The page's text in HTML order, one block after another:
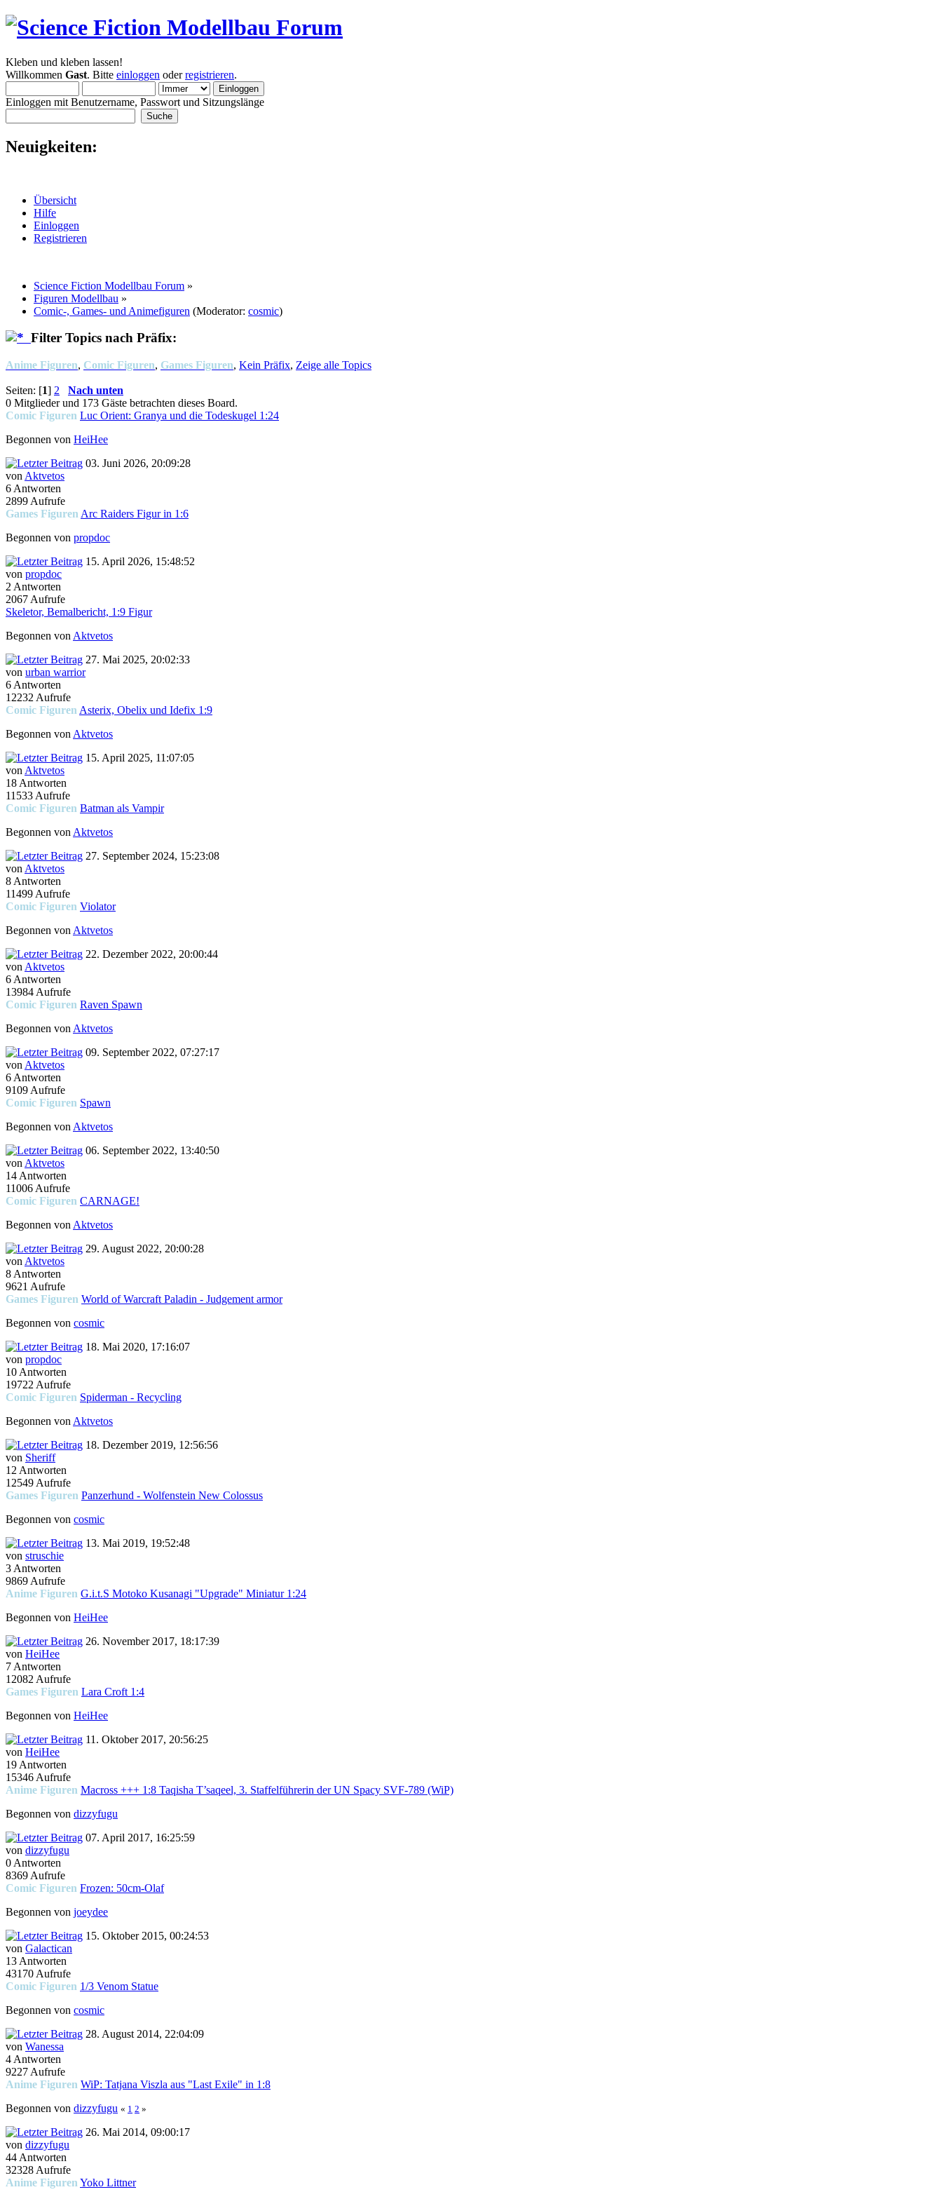
Kleben und kleben lassen!
Willkommen Gast. Bitte einloggen oderregistrieren.
Einloggen mit Benutzername, Passwort und Sitzungslänge
Neuigkeiten:
Übersicht
Hilfe
Einloggen
Registrieren
Science Fiction Modellbau Forum »
Figuren Modellbau »
Comic-, Games- und Animefiguren (Moderator: cosmic)
Filter Topics nach Präfix:
Anime Figuren, Comic Figuren, Games Figuren, Kein Präfix, Zeige alle Topics
Seiten: [1] 2
Nach unten
0 Mitglieder und 173 Gäste betrachten dieses Board.
Comic Figuren Luc Orient: Granya und die Todeskugel 1:24
Begonnen von HeiHee
03. Juni 2026, 20:09:28
von Aktvetos
6 Antworten
2899 Aufrufe
Games Figuren Arc Raiders Figur in 1:6
Begonnen von propdoc
15. April 2026, 15:48:52
von propdoc
2 Antworten
2067 Aufrufe
Skeletor, Bemalbericht, 1:9 Figur
Begonnen von Aktvetos
27. Mai 2025, 20:02:33
von urban warrior
6 Antworten
12232 Aufrufe
Comic Figuren Asterix, Obelix und Idefix 1:9
Begonnen von Aktvetos
15. April 2025, 11:07:05
von Aktvetos
18 Antworten
11533 Aufrufe
Comic Figuren Batman als Vampir
Begonnen von Aktvetos
27. September 2024, 15:23:08
von Aktvetos
8 Antworten
11499 Aufrufe
Comic Figuren Violator
Begonnen von Aktvetos
22. Dezember 2022, 20:00:44
von Aktvetos
6 Antworten
13984 Aufrufe
Comic Figuren Raven Spawn
Begonnen von Aktvetos
09. September 2022, 07:27:17
von Aktvetos
6 Antworten
9109 Aufrufe
Comic Figuren Spawn
Begonnen von Aktvetos
06. September 2022, 13:40:50
von Aktvetos
14 Antworten
11006 Aufrufe
Comic Figuren CARNAGE!
Begonnen von Aktvetos
29. August 2022, 20:00:28
von Aktvetos
8 Antworten
9621 Aufrufe
Games Figuren World of Warcraft Paladin - Judgement armor
Begonnen von cosmic
18. Mai 2020, 17:16:07
von propdoc
10 Antworten
19722 Aufrufe
Comic Figuren Spiderman - Recycling
Begonnen von Aktvetos
18. Dezember 2019, 12:56:56
von Sheriff
12 Antworten
12549 Aufrufe
Games Figuren Panzerhund - Wolfenstein New Colossus
Begonnen von cosmic
13. Mai 2019, 19:52:48
von struschie
3 Antworten
9869 Aufrufe
Anime Figuren G.i.t.S Motoko Kusanagi "Upgrade" Miniatur 1:24
Begonnen von HeiHee
26. November 2017, 18:17:39
von HeiHee
7 Antworten
12082 Aufrufe
Games Figuren Lara Croft 1:4
Begonnen von HeiHee
11. Oktober 2017, 20:56:25
von HeiHee
19 Antworten
15346 Aufrufe
Anime Figuren Macross +++ 1:8 Taqisha T’saqeel, 3. Staffelführerin der UN Spacy SVF-789 (WiP)
Begonnen von dizzyfugu
07. April 2017, 16:25:59
von dizzyfugu
0 Antworten
8369 Aufrufe
Comic Figuren Frozen: 50cm-Olaf
Begonnen von joeydee
15. Oktober 2015, 00:24:53
von Galactican
13 Antworten
43170 Aufrufe
Comic Figuren 1/3 Venom Statue
Begonnen von cosmic
28. August 2014, 22:04:09
von Wanessa
4 Antworten
9227 Aufrufe
Anime Figuren WiP: Tatjana Viszla aus "Last Exile" in 1:8
Begonnen von dizzyfugu « 1 2 »
26. Mai 2014, 09:00:17
von dizzyfugu
44 Antworten
32328 Aufrufe
Anime Figuren Yoko Littner